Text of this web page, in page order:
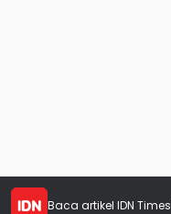
Baca artikel IDN Times